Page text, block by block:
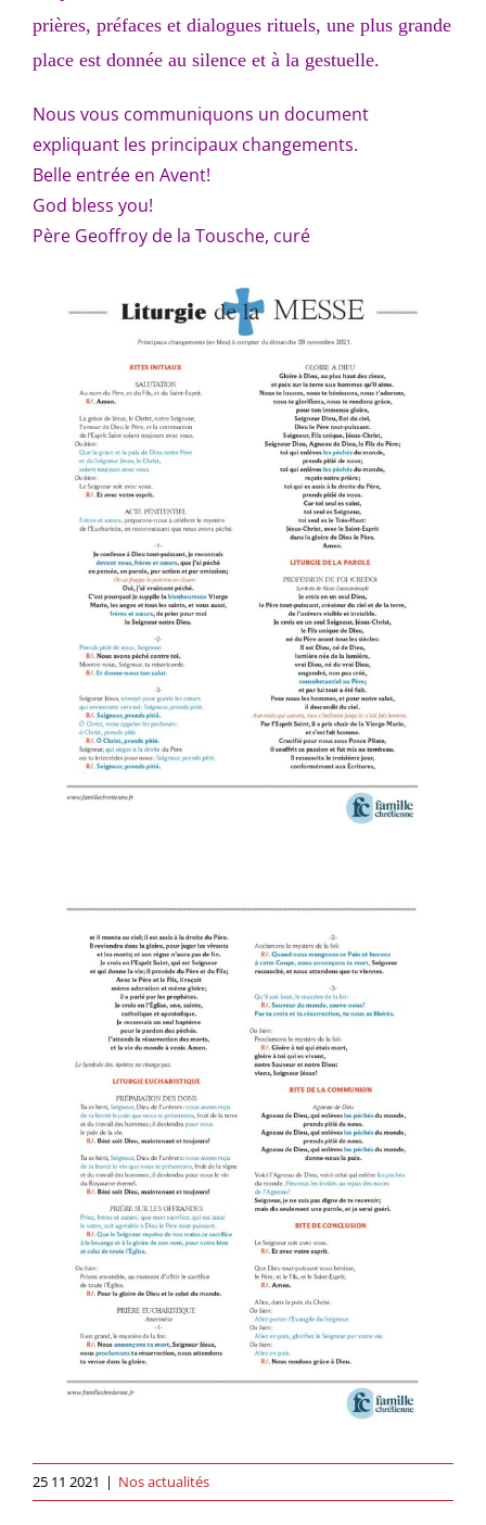
prières, préfaces et dialogues rituels, une plus grande
place est donnée au silence et à la gestuelle.
Nous vous communiquons un document
expliquant les principaux changements.
Belle entrée en Avent!
God bless you!
Père Geoffroy de la Tousche, curé
25 11 2021 | Nos actualités